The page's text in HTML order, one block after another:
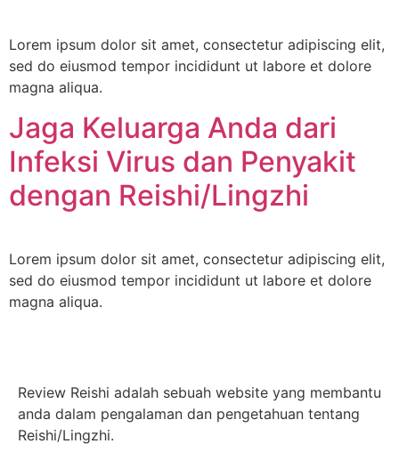
Lorem ipsum dolor sit amet, consectetur adipiscing elit,
sed do eiusmod tempor incididunt ut labore et dolore
magna aliqua.
Jaga Keluarga Anda dari
Infeksi Virus dan Penyakit
dengan Reishi/Lingzhi
Lorem ipsum dolor sit amet, consectetur adipiscing elit,
sed do eiusmod tempor incididunt ut labore et dolore
magna aliqua.
Review Reishi adalah sebuah website yang membantu
anda dalam pengalaman dan pengetahuan tentang
Reishi/Lingzhi.